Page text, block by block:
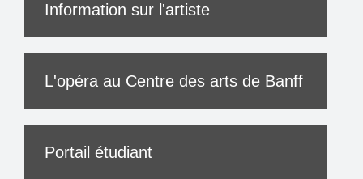
Information sur l'artiste
L'opéra au Centre des arts de Banff
Portail étudiant